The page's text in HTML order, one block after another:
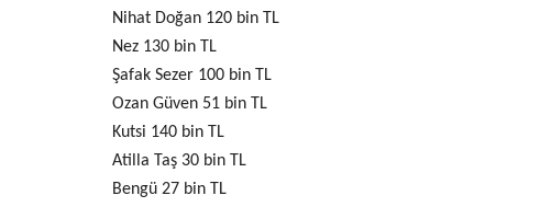
Nihat Doğan 120 bin TL
Nez 130 bin TL
Şafak Sezer 100 bin TL
Ozan Güven 51 bin TL
Kutsi 140 bin TL
Atilla Taş 30 bin TL
Bengü 27 bin TL